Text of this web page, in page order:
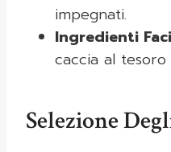
impegnati.
Ingredienti
caccia al
Selezione